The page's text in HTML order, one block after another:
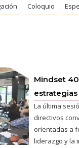
Coloquio
Mindset
estrategias
La última
directivos
orientadas a
liderazgo y la